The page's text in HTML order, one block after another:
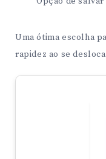
Uma ótima escolha
rapidez ao se